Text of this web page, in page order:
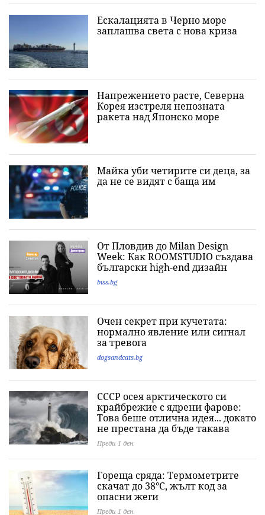
Ескалацията в Черно море
заплашва света с нова криза
Напрежението расте, Северна
Корея изстреля непозната
ракета над Японско море
Майка уби четирите си деца, за
да не се видят с баща им
От Пловдив до Milan Design
Week: Как ROOMSTUDIO създава
български high-end дизайн
biss.bg
Очен секрет при кучетата:
нормално явление или сигнал
за тревога
dogsandcats.bg
СССР осея арктическото си
крайбрежие с ядрени фарове:
Това беше отлична идея... докато
не престана да бъде такава
Преди 1 ден
Гореща сряда: Термометрите
скачат до 38°C, жълт код за
опасни жеги
Преди 1 ден